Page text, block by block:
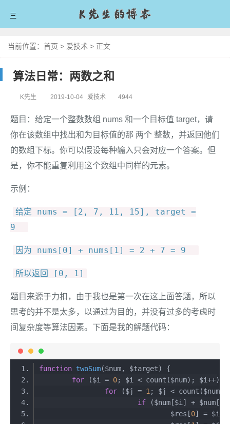
三
首页
爱拼搏
当前位置： 首页 > 爱技术 > 正文
算法日常：两数之和
K先生 2019-10-04 爱技术 4944
题目：给定一个整数数组 nums 和一个目标值 target，请
你在该数组中找出和为目标值的那 两个 整数，并返回他们
的数组下标。你可以假设每种输入只会对应一个答案。但
是，你不能重复利用这个数组中同样的元素。
示例：
给定 nums = [2, 7, 11, 15], target =
9
因为 nums[0] + nums[1] = 2 + 7 = 9
所以返回 [0, 1]
题目来源于力扣，由于我也是第一次在这上面答题，所以
思考的并不是太多，以通过为目的，并没有过多的考虑时
间复杂度等算法因素。下面是我的解题代码：
function twoSum($num, $target)
for ($i = 0
for ($j = 1
if
				$res[
0